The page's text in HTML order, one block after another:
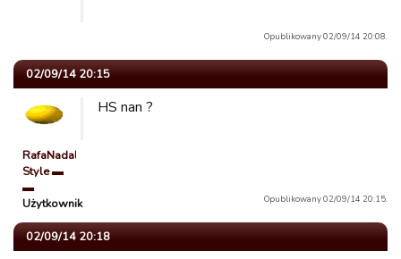
Opublikowany 02/09/14 20:08.
02/09/14 20:15
RafaNadal
Style ▬
▬
Użytkownik
HS nan ?
Opublikowany 02/09/14 20:15.
02/09/14 20:18